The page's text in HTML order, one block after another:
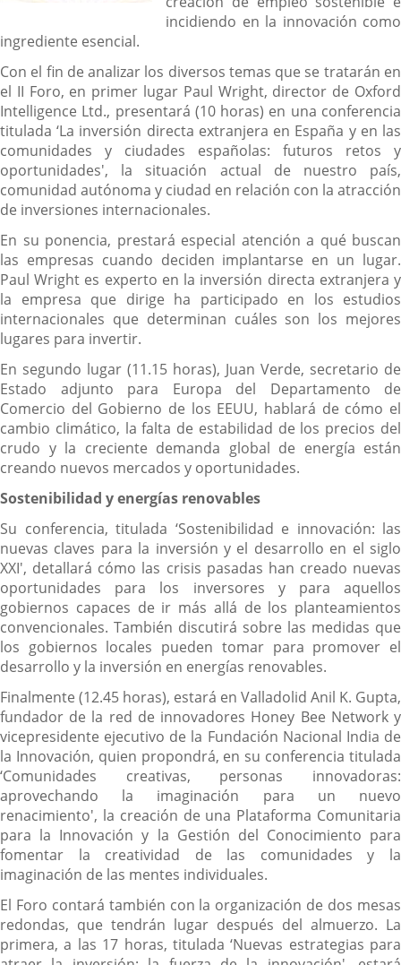
incidiendo en la innovación como
ingrediente esencial.
Con el fin de analizar los diversos temas que se tratarán en
el II Foro, en primer lugar Paul Wright, director de Oxford
Intelligence Ltd., presentará (10 horas) en una conferencia
titulada ‘La inversión directa extranjera en España y en las
comunidades y ciudades españolas: futuros retos y
oportunidades', la situación actual de nuestro país,
comunidad autónoma y ciudad en relación con la atracción
de inversiones internacionales.
En su ponencia, prestará especial atención a qué buscan
las empresas cuando deciden implantarse en un lugar.
Paul Wright es experto en la inversión directa extranjera y
la empresa que dirige ha participado en los estudios
internacionales que determinan cuáles son los mejores
lugares para invertir.
En segundo lugar (11.15 horas), Juan Verde, secretario de
Estado adjunto para Europa del Departamento de
Comercio del Gobierno de los EEUU, hablará de cómo el
cambio climático, la falta de estabilidad de los precios del
crudo y la creciente demanda global de energía están
creando nuevos mercados y oportunidades.
Sostenibilidad y energías renovables
Su conferencia, titulada ‘Sostenibilidad e innovación: las
nuevas claves para la inversión y el desarrollo en el siglo
XXI', detallará cómo las crisis pasadas han creado nuevas
oportunidades para los inversores y para aquellos
gobiernos capaces de ir más allá de los planteamientos
convencionales. También discutirá sobre las medidas que
los gobiernos locales pueden tomar para promover el
desarrollo y la inversión en energías renovables.
Finalmente (12.45 horas), estará en Valladolid Anil K. Gupta,
fundador de la red de innovadores Honey Bee Network y
vicepresidente ejecutivo de la Fundación Nacional India de
la Innovación, quien propondrá, en su conferencia titulada
‘Comunidades creativas, personas innovadoras:
aprovechando la imaginación para un nuevo
renacimiento', la creación de una Plataforma Comunitaria
para la Innovación y la Gestión del Conocimiento para
fomentar la creatividad de las comunidades y la
imaginación de las mentes individuales.
El Foro contará también con la organización de dos mesas
redondas, que tendrán lugar después del almuerzo. La
primera, a las 17 horas, titulada ‘Nuevas estrategias para